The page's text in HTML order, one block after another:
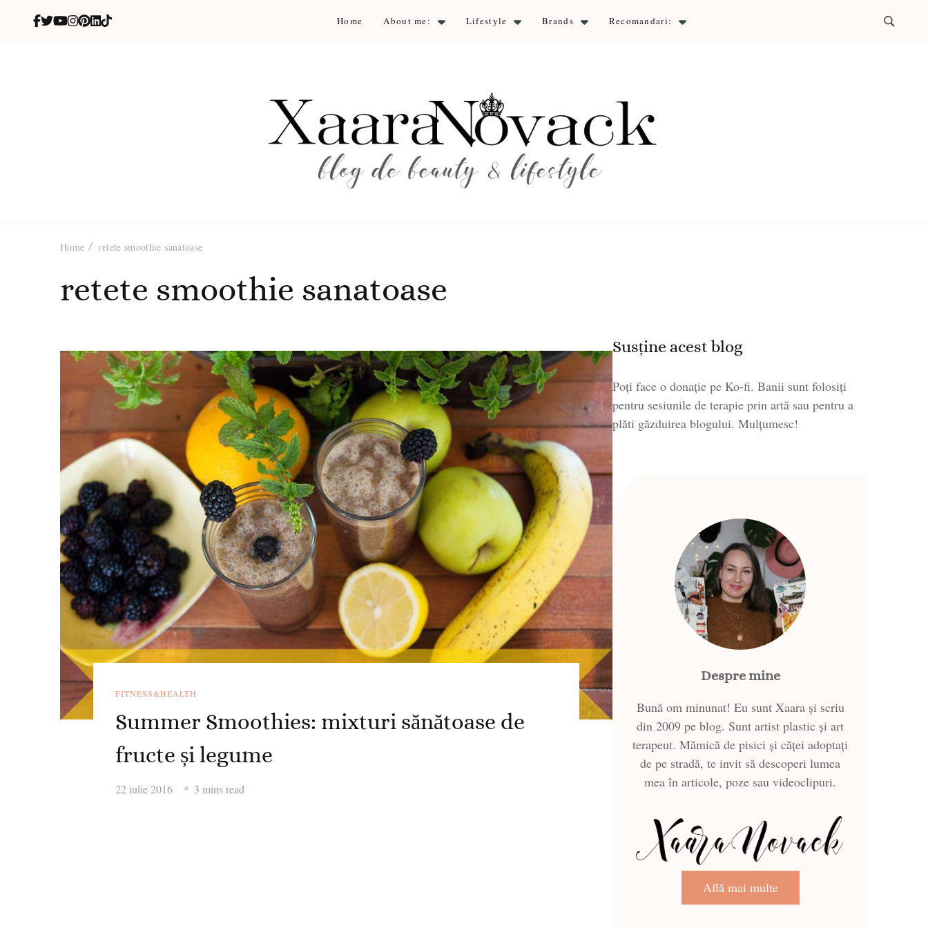
Home About me: Lifestyle Brands Recomandari:
Home retete smoothie sanatoase
retete smoothie sanatoase
FITNESS&HEALTH
Summer Smoothies: mixturi sănătoase de
fructe și legume
22 iulie 2016 3 mins read
Susține acest blog
Poți face o donație pe Ko-fi. Banii sunt folosiți
pentru sesiunile de terapie prin artă sau pentru a
plăti găzduirea blogului. Mulțumesc!
Despre mine
Bună om minunat! Eu sunt Xaara și scriu
din 2009 pe blog. Sunt artist plastic și art
terapeut. Mămică de pisici și căței adoptați
de pe stradă, te invit să descoperi lumea
mea în articole, poze sau videoclipuri.
Află mai multe